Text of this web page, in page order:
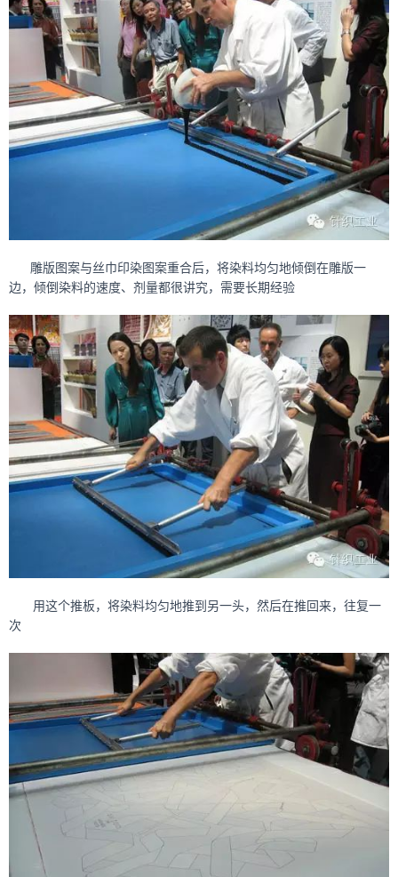
雕版图案与丝巾印染图案重合后，将染料均匀地倾倒在雕版一
边，倾倒染料的速度、剂量都很讲究，需要长期经验
用这个推板，将染料均匀地推到另一头，然后在推回来，往复一
次